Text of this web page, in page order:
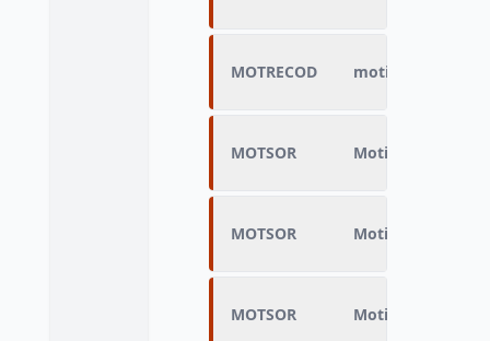
MOTRECOD motif de sortie
MOTSOR Motifs de sortie
MOTSOR Motifs de sortie
MOTSOR Motifs de sortie